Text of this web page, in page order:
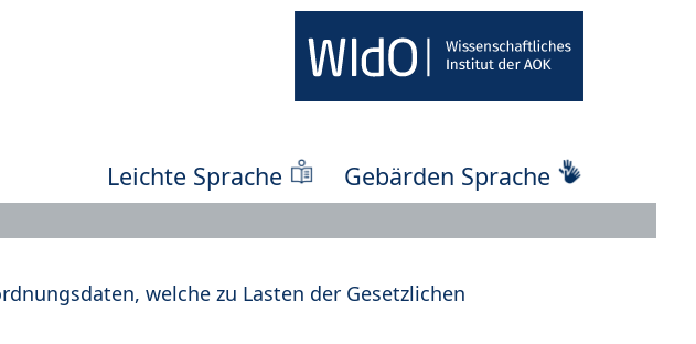
Leichte Sprache Gebärden Sprache
welche zu Lasten der Gesetzlichen